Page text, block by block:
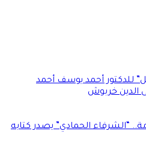
للدكتور أحمد يوسف أحمد
الدين خربوش
“الشرفاء الحمادي” يصدر كتابه